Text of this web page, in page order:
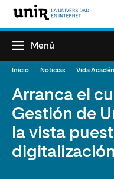
Menú
Inicio Noticias Vida
Arranca el
Gestión de
la vista
digitalización